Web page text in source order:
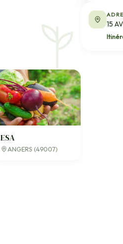
ESA
ANGERS (49007)
15